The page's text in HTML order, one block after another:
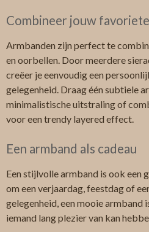
Combineer jouw
Armbanden zijn perfect te
en oorbellen. Door meerdere
creëer je eenvoudig een
gelegenheid. Draag één subtiele
minimalistische uitstraling of
voor een trendy layered effect.
Een armband als cadeau
Een stijlvolle armband is ook een
om een verjaardag, feestdag of
gelegenheid, een mooie armband
iemand lang plezier van kan